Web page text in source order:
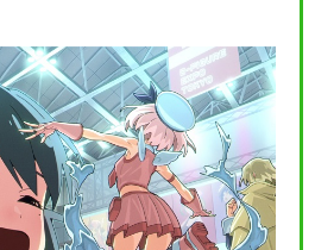
－ ポケモンアニメ…
ふぶきのなつやすみ － ポケモ
ンアニメシリーズ…